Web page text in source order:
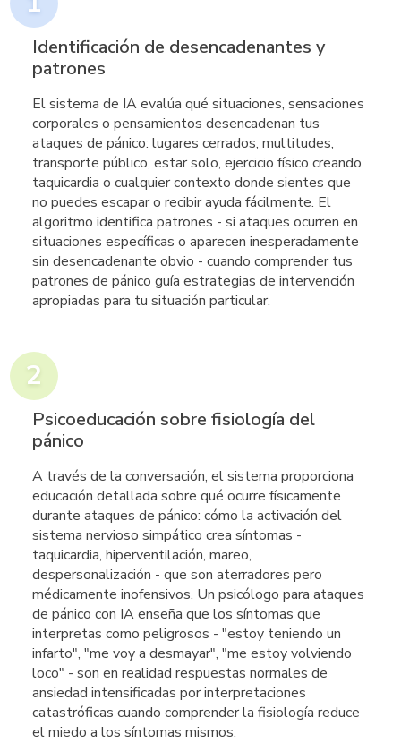
Identificación de desencadenantes y
patrones
El sistema de IA evalúa qué situaciones, sensaciones
corporales o pensamientos desencadenan tus
ataques de pánico: lugares cerrados, multitudes,
transporte público, estar solo, ejercicio físico creando
taquicardia o cualquier contexto donde sientes que
no puedes escapar o recibir ayuda fácilmente. El
algoritmo identifica patrones - si ataques ocurren en
situaciones específicas o aparecen inesperadamente
sin desencadenante obvio - cuando comprender tus
patrones de pánico guía estrategias de intervención
apropiadas para tu situación particular.
Psicoeducación sobre fisiología del
pánico
A través de la conversación, el sistema proporciona
educación detallada sobre qué ocurre físicamente
durante ataques de pánico: cómo la activación del
sistema nervioso simpático crea síntomas -
taquicardia, hiperventilación, mareo,
despersonalización - que son aterradores pero
médicamente inofensivos. Un psicólogo para ataques
de pánico con IA enseña que los síntomas que
interpretas como peligrosos - "estoy teniendo un
infarto", "me voy a desmayar", "me estoy volviendo
loco" - son en realidad respuestas normales de
ansiedad intensificadas por interpretaciones
catastróficas cuando comprender la fisiología reduce
el miedo a los síntomas mismos.